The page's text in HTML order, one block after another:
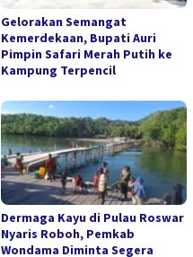
Gelorakan Semangat
Kemerdekaan, Bupati Auri
Pimpin Safari Merah Putih ke
Kampung Terpencil
Dermaga Kayu di Pulau Roswar
Nyaris Roboh, Pemkab
Wondama Diminta Segera